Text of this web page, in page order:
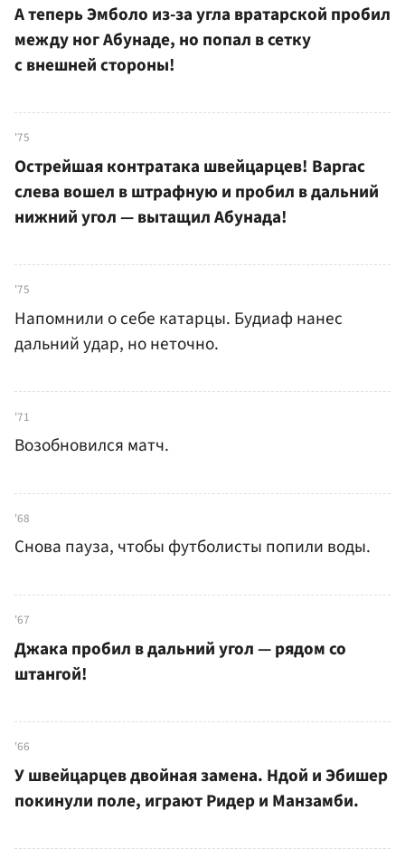
А теперь Эмболо из-за угла вратарской пробил
между ног Абунаде, но попал в сетку
с внешней стороны!
'75
Острейшая контратака швейцарцев! Варгас
слева вошел в штрафную и пробил в дальний
нижний угол — вытащил Абунада!
'75
Напомнили о себе катарцы. Будиаф нанес
дальний удар, но неточно.
'71
Возобновился матч.
'68
Снова пауза, чтобы футболисты попили воды.
'67
Джака пробил в дальний угол — рядом со
штангой!
'66
У швейцарцев двойная замена. Ндой и Эбишер
покинули поле, играют Ридер и Манзамби.